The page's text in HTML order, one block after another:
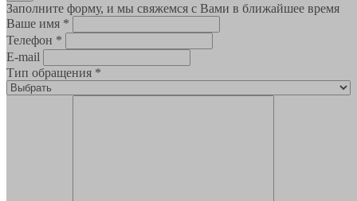
Заполните форму, и мы свяжемся с Вами в ближайшее время
Ваше имя *
Телефон *
E-mail
Тип обращения *